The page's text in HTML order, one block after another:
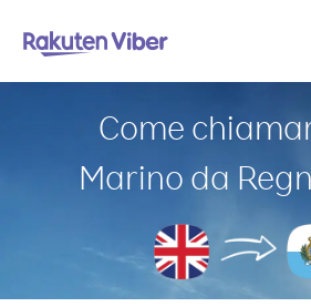
Come
Marino da